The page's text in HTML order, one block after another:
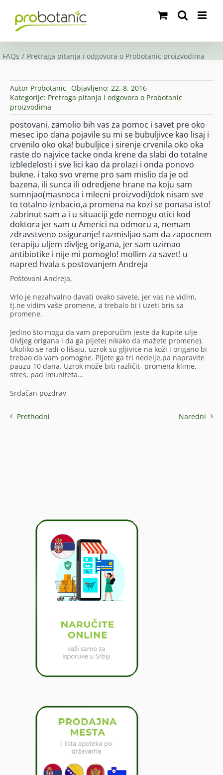
content
FAQs Pretraga pitanja i odgovora o Probotanic proizvodima
Autor Probotanic Objavljeno: 22. 8. 2016
Kategorije: Pretraga pitanja i odgovora o Probotanic
proizvodima
postovani, zamolio bih vas za pomoc i savet pre oko
mesec ipo dana pojavile su mi se bubuljivce kao lisaj i
crvenilo oko oka! bubuljice i sirenje crvenila oko oka
raste do najvice tacke onda krene da slabi do totalne
izbledelosti i sve lici kao da prolazi i onda ponovo
bukne. i tako svo vreme pro sam mislio da je od
bazena, ili sunca ili odredjene hrane na koju sam
sumnjao(masnoca i mlecni proizvodi)dok nisam sve
to totalno iznbacio,a promena na kozi se ponasa isto!
zabrinut sam a i u situaciji gde nemogu otici kod
doktora jer sam u Americi na odmoru a, nemam
zdravstveno osiguranje! razmisljao sam da zapocnem
terapiju uljem divljeg origana, jer sam uzimao
antibiotike i nije mi pomoglo! mollim za savet! u
napred hvala s postovanjem Andreja
Poštovani Andreja,
Vrlo je nezahvalno davati ovako savete, jer vas ne vidim,
tj.ne vidim vaše promene, a trebalo bi i uzeti bris sa
promene.
Jedino što mogu da vam preporučim jeste da kupite ulje
divljeg origana i da ga pijete( nikako da mažete promene).
Ukoliko se radi o lišaju, uzrok su gljivice na koži i origano bi
trebao da vam pomogne. Pijete ga tri nedelje,pa napravite
pauzu 10 dana. Uzrok može biti različit- promena klime,
stres, pad imuniteta…
Srdačan pozdrav
Prethodni Naredni